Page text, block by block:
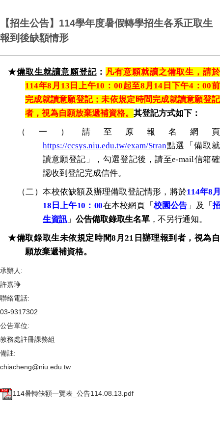
【招生公告】114學年度暑假轉學招生各系正取生
報到後缺額情形
★備取生就讀意願登記： 凡有意願就讀之備取生，請於
114年8 月 13 日上午10 ： 00起至8 月 14 日下午4 ：00前
完成就讀意願登記；未依規定時間完成就讀意願登記
者，視為自願放棄遞補資格。 其登記方式如下：
（一）請至原報名網頁
https://ccsys.niu.edu.tw/exam/Stran點選「備取就
讀意願登記」，勾選登記後，請至e-mail信箱確
認收到登記完成信件。
（二）本校依缺額及辦理備取登記情形，將於114年8
18 日上午10 ： 00在本校網頁「校園公告 」及「
生資訊 」 公告備取錄取生名單，不另行通知。
★備取錄取生未依規定時間8 月21 日辦理報到者，視為自
願放棄遞補資格。
承辦人:
許嘉琤
聯絡電話:
03-9317302
公告單位:
教務處註冊課務組
備註:
chiacheng@niu.edu.tw
114暑轉缺額一覽表_公告114.08.13.pdf